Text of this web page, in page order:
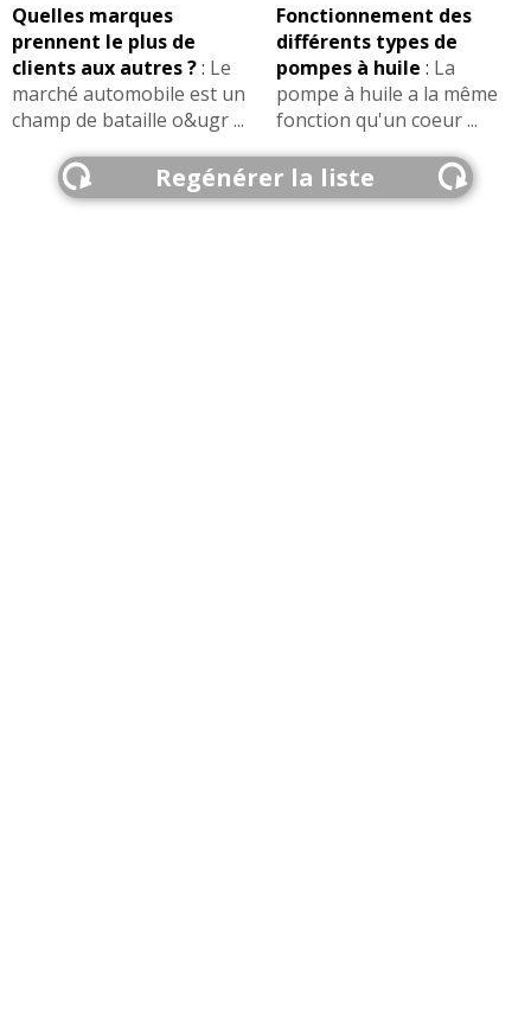
Quelles marques
prennent le plus de
clients aux autres ?: Le
marché automobile est un
champ de bataille o&ugr ...
Fonctionnement des
différents types de
pompes à huile : La
pompe à huile a la même
fonction qu'un coeur ...
Regénérer la liste